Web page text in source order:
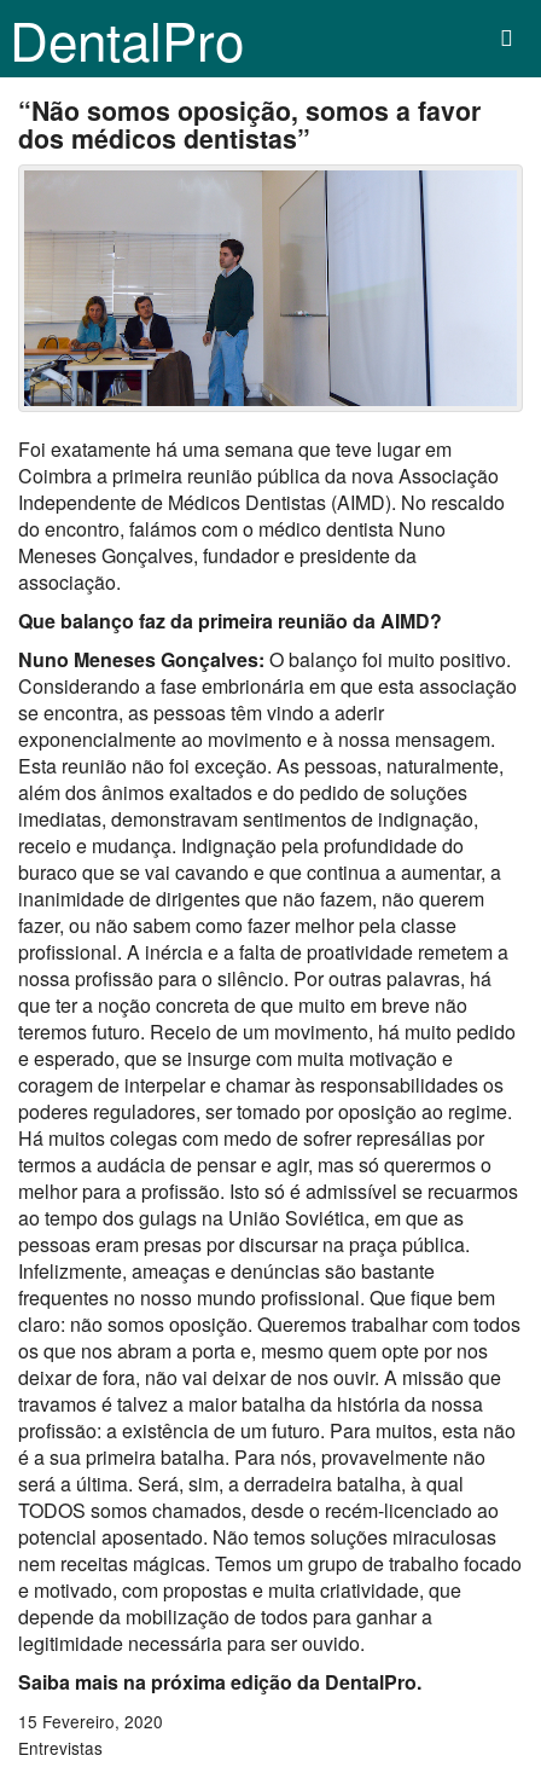
DentalPro
“Não somos oposição, somos a favor
dos médicos dentistas”
Foi exatamente há uma semana que teve lugar em
Coimbra a primeira reunião pública da nova Associação
Independente de Médicos Dentistas (AIMD). No rescaldo
do encontro, falámos com o médico dentista Nuno
Meneses Gonçalves, fundador e presidente da
associação.
Que balanço faz da primeira reunião da AIMD?
Nuno Meneses Gonçalves: O balanço foi muito positivo.
Considerando a fase embrionária em que esta associação
se encontra, as pessoas têm vindo a aderir
exponencialmente ao movimento e à nossa mensagem.
Esta reunião não foi exceção. As pessoas, naturalmente,
além dos ânimos exaltados e do pedido de soluções
imediatas, demonstravam sentimentos de indignação,
receio e mudança. Indignação pela profundidade do
buraco que se vai cavando e que continua a aumentar, a
inanimidade de dirigentes que não fazem, não querem
fazer, ou não sabem como fazer melhor pela classe
profissional. A inércia e a falta de proatividade remetem a
nossa profissão para o silêncio. Por outras palavras, há
que ter a noção concreta de que muito em breve não
teremos futuro. Receio de um movimento, há muito pedido
e esperado, que se insurge com muita motivação e
coragem de interpelar e chamar às responsabilidades os
poderes reguladores, ser tomado por oposição ao regime.
Há muitos colegas com medo de sofrer represálias por
termos a audácia de pensar e agir, mas só querermos o
melhor para a profissão. Isto só é admissível se recuarmos
ao tempo dos gulags na União Soviética, em que as
pessoas eram presas por discursar na praça pública.
Infelizmente, ameaças e denúncias são bastante
frequentes no nosso mundo profissional. Que fique bem
claro: não somos oposição. Queremos trabalhar com todos
os que nos abram a porta e, mesmo quem opte por nos
deixar de fora, não vai deixar de nos ouvir. A missão que
travamos é talvez a maior batalha da história da nossa
profissão: a existência de um futuro. Para muitos, esta não
é a sua primeira batalha. Para nós, provavelmente não
será a última. Será, sim, a derradeira batalha, à qual
TODOS somos chamados, desde o recém-licenciado ao
potencial aposentado. Não temos soluções miraculosas
nem receitas mágicas. Temos um grupo de trabalho focado
e motivado, com propostas e muita criatividade, que
depende da mobilização de todos para ganhar a
legitimidade necessária para ser ouvido.
Saiba mais na próxima edição da DentalPro.
15 Fevereiro, 2020
Entrevistas